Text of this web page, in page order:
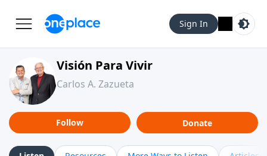
Sign In
Visión Para Vivir
Carlos A. Zazueta
Follow Donate